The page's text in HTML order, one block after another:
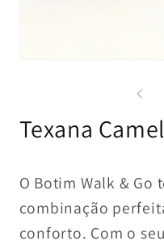
Texana
O Botim Walk & Go
combinação
conforto. Com o